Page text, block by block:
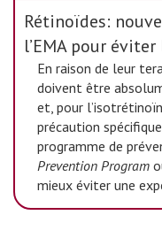
Rétinoïdes:
l’EMA pour
En raison de leur
doivent être
et, pour
précaution
programme de
Prevention Program
mieux éviter une